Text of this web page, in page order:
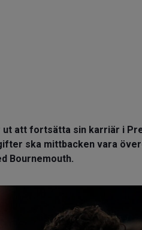
ut att fortsätta sin karriär i
ska mittbacken vara
Bournemouth.